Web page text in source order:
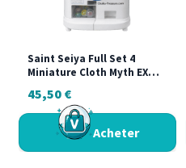
Saint Seiya Full Set 4
Miniature Cloth Myth EX
Zodiaque Collection
Complète
45,50 €
Acheter